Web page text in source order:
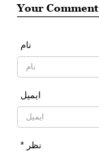
Your Comment
نام
ایمیل
* نظر